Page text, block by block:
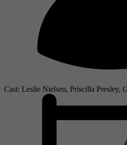
Cast: Leslie Nielsen, Priscilla Presley,